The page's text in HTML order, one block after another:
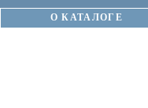
О КАТАЛОГЕ